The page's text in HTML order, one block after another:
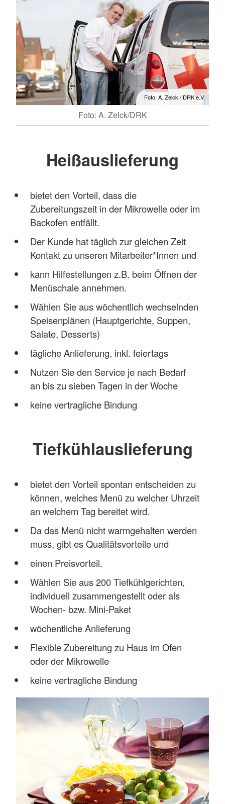
Foto: A. Zelck / DRK e.V.
Foto: A. Zelck/DRK
Heißauslieferung
bietet den Vorteil, dass die
Zubereitungszeit in der Mikrowelle oder im
Backofen entfällt.
Der Kunde hat täglich zur gleichen Zeit
Kontakt zu unseren Mitarbeiter*Innen und
kann Hilfestellungen z.B. beim Öffnen der
Menüschale annehmen.
Wählen Sie aus wöchentlich wechselnden
Speisenplänen (Hauptgerichte, Suppen,
Salate, Desserts)
tägliche Anlieferung, inkl. feiertags
Nutzen Sie den Service je nach Bedarf
an bis zu sieben Tagen in der Woche
keine vertragliche Bindung
Tiefkühlauslieferung
bietet den Vorteil spontan entscheiden zu
können, welches Menü zu welcher Uhrzeit
an welchem Tag bereitet wird.
Da das Menü nicht warmgehalten werden
muss, gibt es Qualitätsvorteile und
einen Preisvorteil.
Wählen Sie aus 200 Tiefkühlgerichten,
individuell zusammengestellt oder als
Wochen- bzw. Mini-Paket
wöchentliche Anlieferung
Flexible Zubereitung zu Haus im Ofen
oder der Mikrowelle
keine vertragliche Bindung